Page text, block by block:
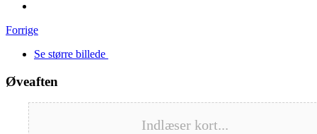
Forrige
Se større billede
Øveaften
Indlæser kort...